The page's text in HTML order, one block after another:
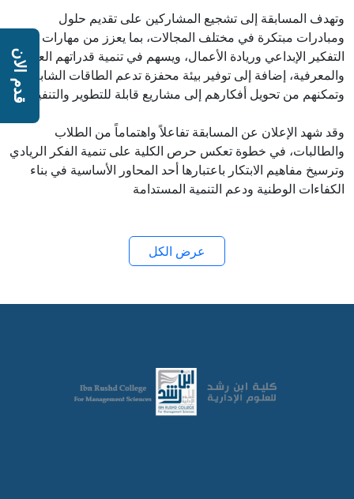
قدم الان
وتهدف المسابقة إلى تشجيع المشاركين على تقديم حلول
ومبادرات مبتكرة في مختلف المجالات، بما يعزز من مهارات
التفكير الإبداعي وريادة الأعمال، ويسهم في تنمية قدراتهم العملية
والمعرفية، إضافة إلى توفير بيئة محفزة تدعم الطاقات الشابة
وتمكنهم من تحويل أفكارهم إلى مشاريع قابلة للتطوير والتنفيذ.
وقد شهد الإعلان عن المسابقة تفاعلاً واهتماماً من الطلاب
والطالبات، في خطوة تعكس حرص الكلية على تنمية الفكر الريادي
وترسيخ مفاهيم الابتكار باعتبارها أحد المحاور الأساسية في بناء
الكفاءات الوطنية ودعم التنمية المستدامة
عرض الكل